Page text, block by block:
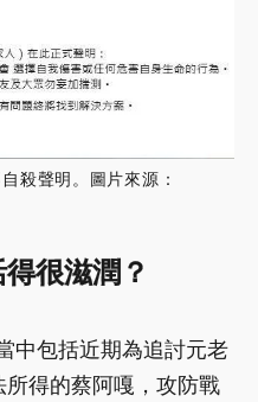
殺聲明。圖片來源：
很滋潤？
中包括近期為追討元老
得的蔡阿嘎，攻防戰